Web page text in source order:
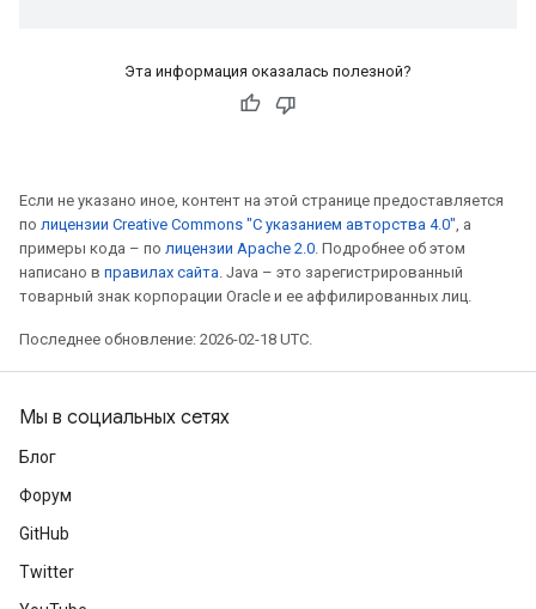
Эта информация оказалась полезной?
Если не указано иное, контент на этой странице предоставляется
по лицензии Creative Commons "С указанием авторства 4.0", а
примеры кода – по лицензии Apache 2.0. Подробнее об этом
написано в правилах сайта. Java – это зарегистрированный
товарный знак корпорации Oracle и ее аффилированных лиц.
Последнее обновление: 2026-02-18 UTC.
Мы в социальных сетях
Блог
Форум
GitHub
Twitter